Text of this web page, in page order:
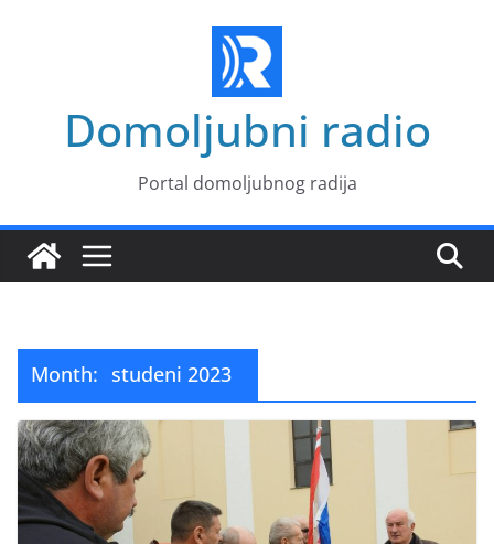
Domoljubni radio
Portal domoljubnog radija
Month: studeni 2023